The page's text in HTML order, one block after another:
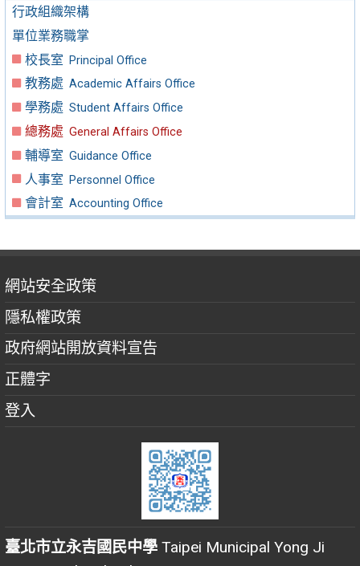
行政組織架構
單位業務職掌
校長室 Principal Office
教務處 Academic Affairs Office
學務處 Student Affairs Office
總務處 General Affairs Office
輔導室 Guidance Office
人事室 Personnel Office
會計室 Accounting Office
網站安全政策
隱私權政策
政府網站開放資料宣告
正體字
登入
臺北市立永吉國民中學 Taipei Municipal Yong Ji